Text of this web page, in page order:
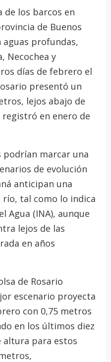
de los barcos en
de Buenos
aguas profundas,
Necochea y
días de febrero el
presentó un
lejos abajo de
registró en enero de
podrían marcar una
de evolución
anticipan una
tal como lo indica
Agua (INA), aunque
lejos de las
en años
de Rosario
escenario proyecta
con 0,75 metros
en los últimos diez
altura para estos